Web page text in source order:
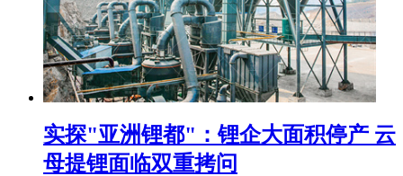
实探"亚洲锂都"：锂企大面积停产 云
母提锂面临双重拷问